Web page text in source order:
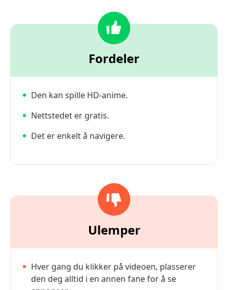
Fordeler
Den kan spille HD-anime.
Nettstedet er gratis.
Det er enkelt å navigere.
Ulemper
Hver gang du klikker på videoen, plasserer
den deg alltid i en annen fane for å se